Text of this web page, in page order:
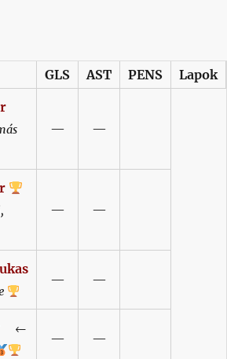
GLS AST PENS Lapok
— —
— —
— —
←
— —